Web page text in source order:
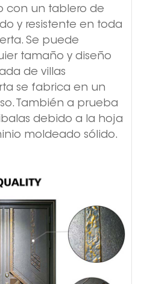
con un tablero de
y resistente en toda
Se puede
tamaño y diseño
de villas
se fabrica en un
También a prueba
debido a la hoja
moldeado sólido.